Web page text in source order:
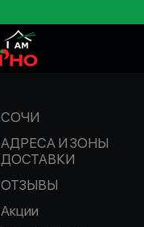
СОЧИ
АДРЕСА И ЗОНЫ
ДОСТАВКИ
ОТЗЫВЫ
Акции